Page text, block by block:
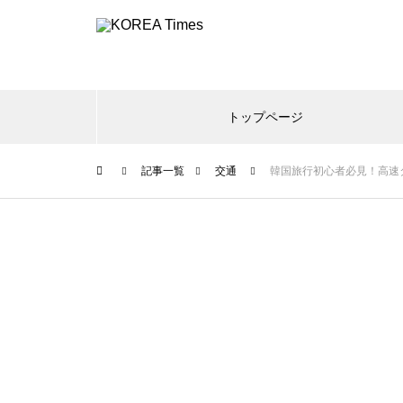
トップページ
記事一覧 交通 韓国旅行初心者必見！高